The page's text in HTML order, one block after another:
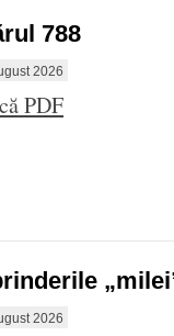
788
2026
PDF
2026